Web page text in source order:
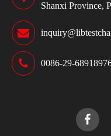
Shanxi Province,
0086-29-